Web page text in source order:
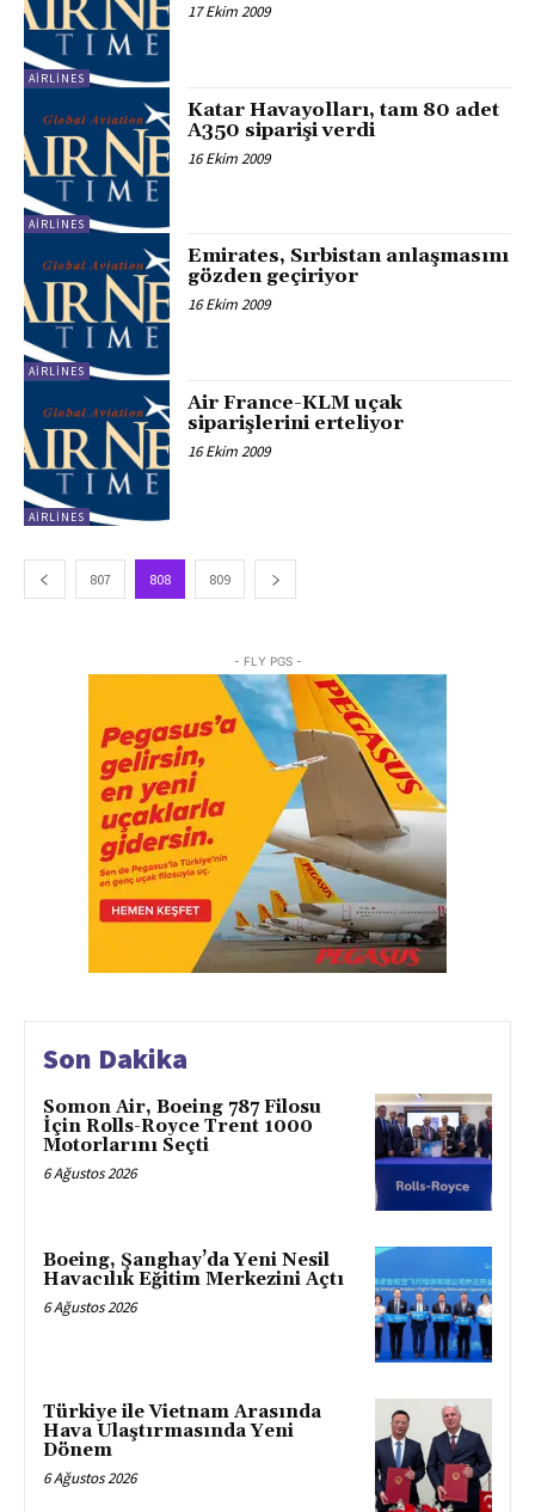
AIRLINES
17 Ekim 2009
AIRLINES
Katar Havayolları, tam 80 adet
A350 siparişi verdi
16 Ekim 2009
AIRLINES
Emirates, Sırbistan anlaşmasını
gözden geçiriyor
16 Ekim 2009
AIRLINES
Air France-KLM uçak
siparişlerini erteliyor
16 Ekim 2009
807 808 809
- FLY PGS -
Son Dakika
Somon Air, Boeing 787 Filosu
İçin Rolls-Royce Trent 1000
Motorlarını Seçti
6 Ağustos 2026
Boeing, Şanghay’da Yeni Nesil
Havacılık Eğitim Merkezini Açtı
6 Ağustos 2026
Türkiye ile Vietnam Arasında
Hava Ulaştırmasında Yeni
Dönem
6 Ağustos 2026